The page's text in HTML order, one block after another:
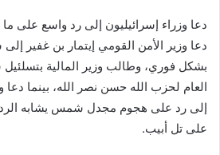
دعا وزراء إسرائيليون إلى رد واسع
دعا وزير الأمن القومي إيتمار بن غفير
بشكل فوري، وطالب وزير المالية بتسلئيل
العام لحزب الله حسن نصر الله، بينما دعا
إلى رد على هجوم مجدل شمس يشابه
على تل أبيب.